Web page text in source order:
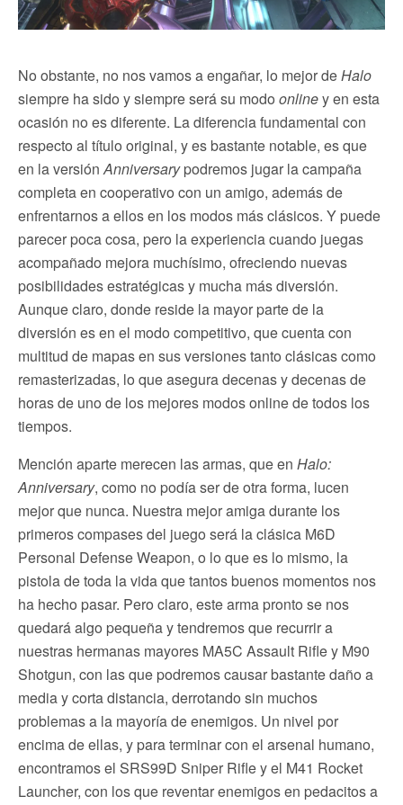
No obstante, no nos vamos a engañar, lo mejor deHalo
siempre ha sido y siempre será su modo onliney en esta
ocasión no es diferente. La diferencia fundamental con
respecto al título original, y es bastante notable, es que
en la versiónAnniversarypodremos jugar la campaña
completa en cooperativo con un amigo, además de
enfrentarnos a ellos en los modos más clásicos. Y puede
parecer poca cosa, pero la experiencia cuando juegas
acompañado mejora muchísimo, ofreciendo nuevas
posibilidades estratégicas y mucha más diversión.
Aunque claro, donde reside la mayor parte de la
diversión es en el modo competitivo, que cuenta con
multitud de mapas en sus versiones tanto clásicas como
remasterizadas, lo que asegura decenas y decenas de
horas de uno de los mejores modos online de todos los
tiempos.
Mención aparte merecen las armas, que en Halo:
Anniversary, como no podía ser de otra forma, lucen
mejor que nunca. Nuestra mejor amiga durante los
primeros compases del juego será la clásica M6D
Personal Defense Weapon, o lo que es lo mismo, la
pistola de toda la vida que tantos buenos momentos nos
ha hecho pasar. Pero claro, este arma pronto se nos
quedará algo pequeña y tendremos que recurrir a
nuestras hermanas mayores MA5C Assault Rifle y M90
Shotgun, con las que podremos causar bastante daño a
media y corta distancia, derrotando sin muchos
problemas a la mayoría de enemigos. Un nivel por
encima de ellas, y para terminar con el arsenal humano,
encontramos el SRS99D Sniper Rifle y el M41 Rocket
Launcher, con los que reventar enemigos en pedacitos a